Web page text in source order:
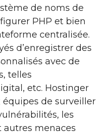
de noms de
PHP et bien
centralisée.
d’enregistrer des
avec de
telles
etc. Hostinger
de surveiller
les
autres menaces